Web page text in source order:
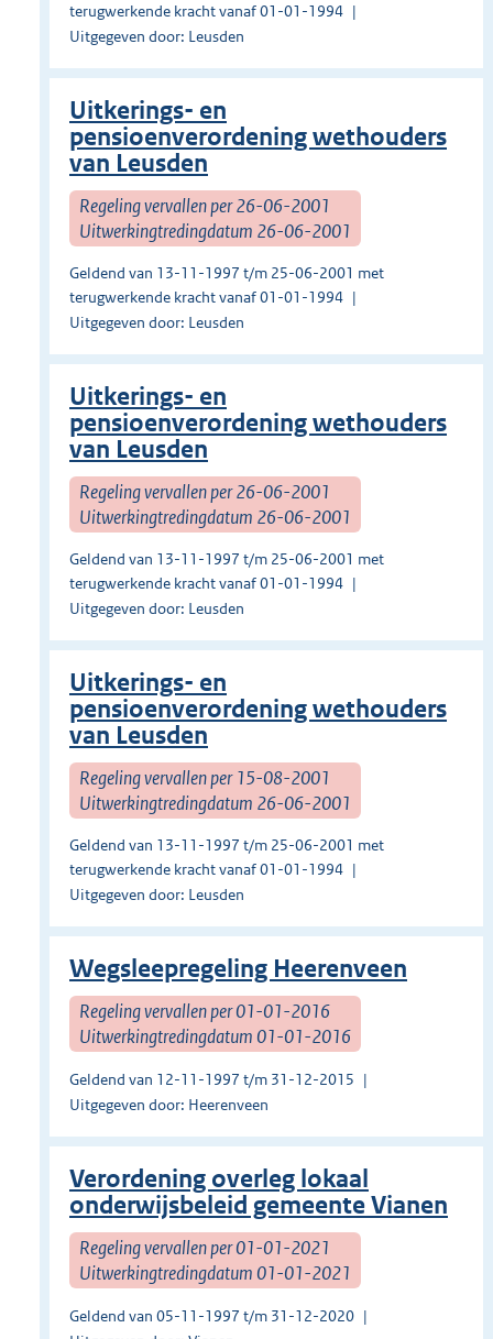
terugwerkende kracht vanaf 01-01-1994
Uitgegeven door: Leusden
Uitkerings- en
pensioenverordening wethouders
van Leusden
Regeling vervallen per 26-06-2001
Uitwerkingtredingdatum 26-06-2001
Geldend van 13-11-1997 t/m 25-06-2001 met
terugwerkende kracht vanaf 01-01-1994
Uitgegeven door: Leusden
Uitkerings- en
pensioenverordening wethouders
van Leusden
Regeling vervallen per 26-06-2001
Uitwerkingtredingdatum 26-06-2001
Geldend van 13-11-1997 t/m 25-06-2001 met
terugwerkende kracht vanaf 01-01-1994
Uitgegeven door: Leusden
Uitkerings- en
pensioenverordening wethouders
van Leusden
Regeling vervallen per 15-08-2001
Uitwerkingtredingdatum 26-06-2001
Geldend van 13-11-1997 t/m 25-06-2001 met
terugwerkende kracht vanaf 01-01-1994
Uitgegeven door: Leusden
Wegsleepregeling Heerenveen
Regeling vervallen per 01-01-2016
Uitwerkingtredingdatum 01-01-2016
Geldend van 12-11-1997 t/m 31-12-2015
Uitgegeven door: Heerenveen
Verordening overleg lokaal
onderwijsbeleid gemeente Vianen
Regeling vervallen per 01-01-2021
Uitwerkingtredingdatum 01-01-2021
Geldend van 05-11-1997 t/m 31-12-2020